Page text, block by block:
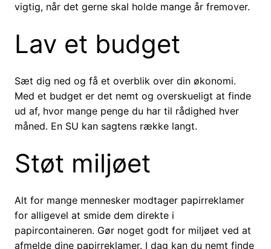
vigtig, når det gerne skal holde mange år fremover.
Lav et budget
Sæt dig ned og få et overblik over din økonomi.
Med et budget er det nemt og overskueligt at finde
ud af, hvor mange penge du har til rådighed hver
måned. En SU kan sagtens række langt.
Støt miljøet
Alt for mange mennesker modtager papirreklamer
for alligevel at smide dem direkte i
papircontaineren. Gør noget godt for miljøet ved at
afmelde dine papirreklamer. I dag kan du nemt finde